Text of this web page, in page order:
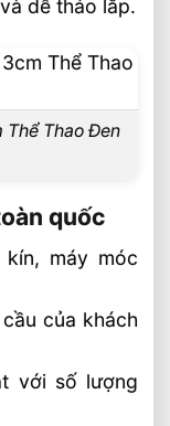
dễ tháo lắp.
Thể Thao Đen
quốc
máy móc
của khách
với số lượng